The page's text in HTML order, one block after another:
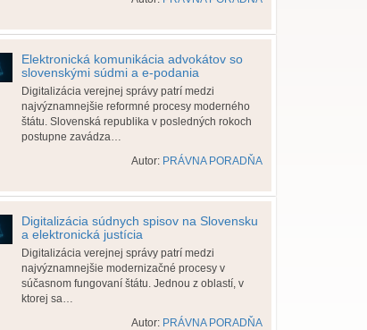
Elektronická komunikácia advokátov so
slovenskými súdmi a e-podania
Digitalizácia verejnej správy patrí medzi
najvýznamnejšie reformné procesy moderného
štátu. Slovenská republika v posledných rokoch
postupne zavádza…
Autor: PRÁVNA PORADŇA
Digitalizácia súdnych spisov na Slovensku
a elektronická justícia
Digitalizácia verejnej správy patrí medzi
najvýznamnejšie modernizačné procesy v
súčasnom fungovaní štátu. Jednou z oblastí, v
ktorej sa…
Autor: PRÁVNA PORADŇA